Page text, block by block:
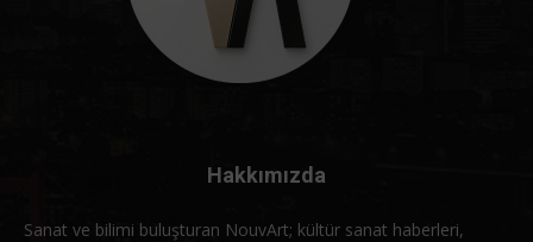
Hakkımızda
Sanat ve bilimi buluşturan NouvArt; kültür sanat haberleri,